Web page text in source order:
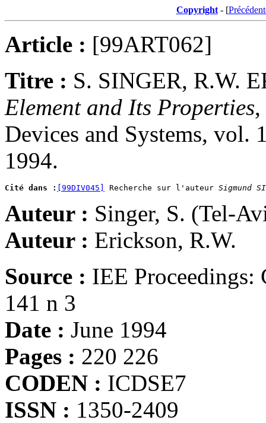
Copyright- [
Article : [99ART062]
Titre : S. SINGER, R.W.
Element and Its Properties
Devices and Systems, vol.
1994.
Cité dans : [99DIV045] Recherche sur l'auteur Sigmund
Auteur : Singer, S. (Tel-
Auteur : Erickson, R.W.
Source : IEE Proceedings:
141 n 3
Date : June 1994
Pages : 220 226
CODEN : ICDSE7
ISSN : 1350-2409